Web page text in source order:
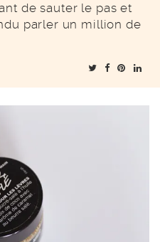
de sauter le pas et
parler un million de